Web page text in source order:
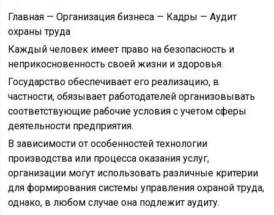
Главная — Организация бизнеса — Кадры — Аудит
охраны труда
Каждый человек имеет право на безопасность и
неприкосновенность своей жизни и здоровья.
Государство обеспечивает его реализацию, в
частности, обязывает работодателей организовывать
соответствующие рабочие условия с учетом сферы
деятельности предприятия.
В зависимости от особенностей технологии
производства или процесса оказания услуг,
организации могут использовать различные критерии
для формирования системы управления охраной труда,
однако, в любом случае она подлежит аудиту.